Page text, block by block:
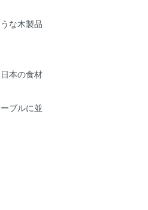
な木製品
本の食材
ブルに並